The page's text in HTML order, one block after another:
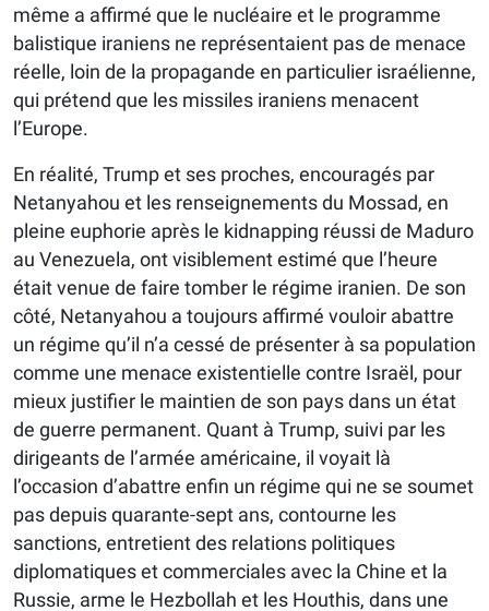
même a affirmé que le nucléaire et le programme
balistique iraniens ne représentaient pas de menace
réelle, loin de la propagande en particulier israélienne,
qui prétend que les missiles iraniens menacent
l’Europe.
En réalité, Trump et ses proches, encouragés par
Netanyahou et les renseignements du Mossad, en
pleine euphorie après le kidnapping réussi de Maduro
au Venezuela, ont visiblement estimé que l’heure
était venue de faire tomber le régime iranien. De son
côté, Netanyahou a toujours affirmé vouloir abattre
un régime qu’il n’a cessé de présenter à sa population
comme une menace existentielle contre Israël, pour
mieux justifier le maintien de son pays dans un état
de guerre permanent. Quant à Trump, suivi par les
dirigeants de l’armée américaine, il voyait là
l’occasion d’abattre enfin un régime qui ne se soumet
pas depuis quarante-sept ans, contourne les
sanctions, entretient des relations politiques
diplomatiques et commerciales avec la Chine et la
Russie, arme le Hezbollah et les Houthis, dans une